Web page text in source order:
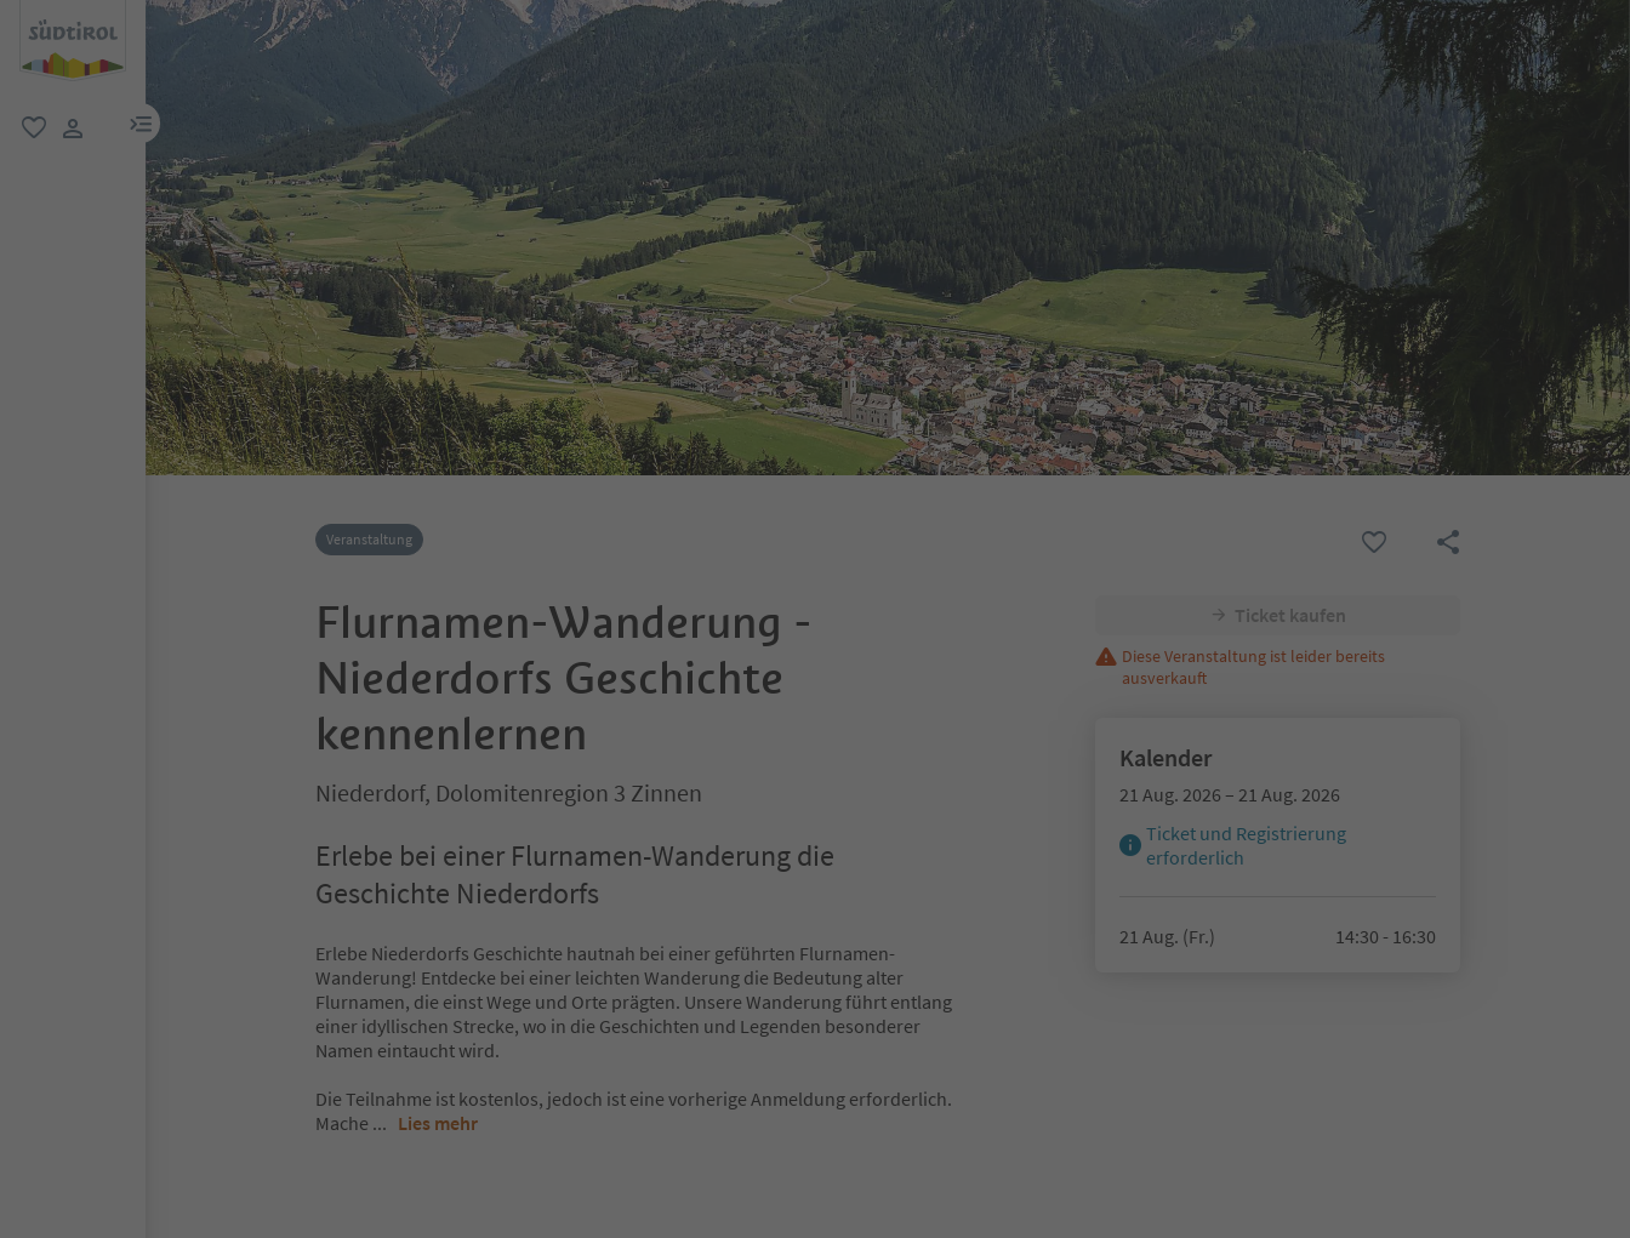
menu link
Veranstaltung
Flurnamen-Wanderung -
Niederdorfs Geschichte
kennenlernen
Niederdorf, Dolomitenregion 3 Zinnen
Erlebe bei einer Flurnamen-Wanderung die
Geschichte Niederdorfs
Erlebe Niederdorfs Geschichte hautnah bei einer geführten Flurnamen-
Wanderung! Entdecke bei einer leichten Wanderung die Bedeutung alter
Flurnamen, die einst Wege und Orte prägten. Unsere Wanderung führt entlang
einer idyllischen Strecke, wo in die Geschichten und Legenden besonderer
Namen eintaucht wird.
Die Teilnahme ist kostenlos, jedoch ist eine vorherige Anmeldung erforderlich.
Mache ... Lies mehr
Ticket kaufen
Diese Veranstaltung ist leider bereits
ausverkauft
Kalender
21 Aug. 2026 – 21 Aug. 2026
Ticket und Registrierung
erforderlich
21 Aug. (Fr.) 14:30 - 16:30